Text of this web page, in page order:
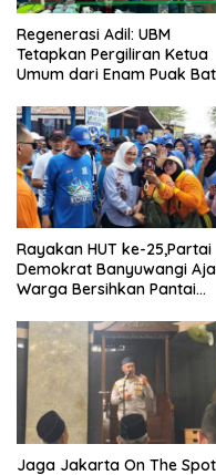
Regenerasi Adil: UBM
Tetapkan Pergiliran Ketua
Umum dari Enam Puak
Rayakan HUT ke-25,Partai
Demokrat Banyuwangi
Warga Bersihkan Pantai
Jaga Jakarta On The